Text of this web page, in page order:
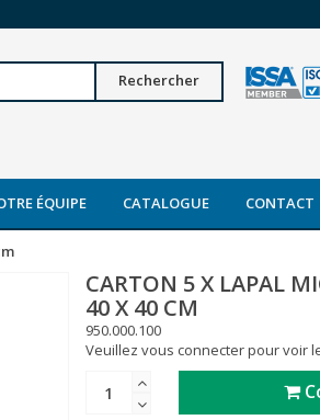
Rechercher
ÉQUIPE CATALOGUE CONTACT
CARTON 5 X LAPAL
40 X 40 CM
950.000.100
Veuillez vous connecter pour voir